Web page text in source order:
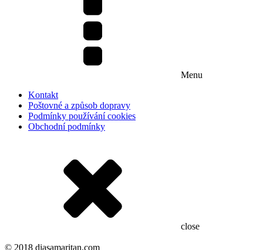
Menu
Kontakt
Poštovné a způsob dopravy
Podmínky používání cookies
Obchodní podmínky
close
© 2018 diasamaritan.com